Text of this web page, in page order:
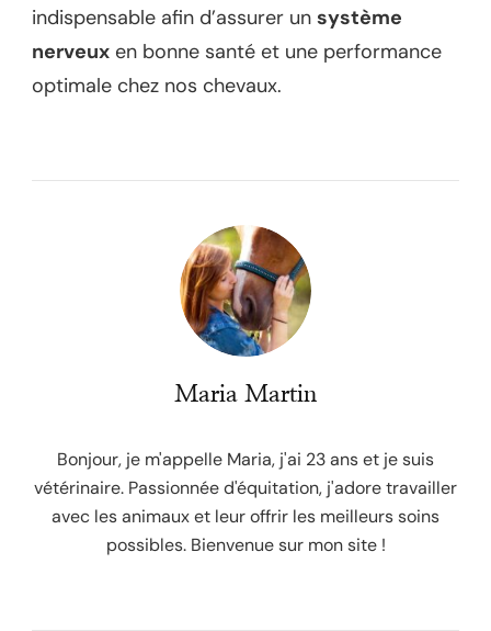
indispensable afin d’assurer un système
nerveux en bonne santé et une performance
optimale chez nos chevaux.
Maria Martin
Bonjour, je m'appelle Maria, j'ai 23 ans et je suis
vétérinaire. Passionnée d'équitation, j'adore travailler
avec les animaux et leur offrir les meilleurs soins
possibles. Bienvenue sur mon site !